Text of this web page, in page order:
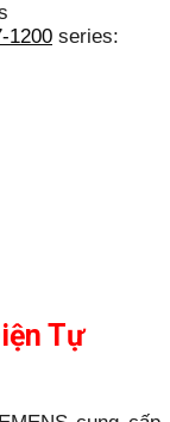
1200 series:
Tự